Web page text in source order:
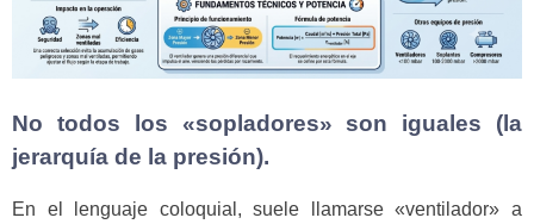
No todos los «sopladores» son iguales (la
jerarquía de la presión).
En el lenguaje coloquial, suele llamarse «ventilador» a